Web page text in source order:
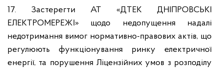
17. Застерегти АТ «ДТЕК ДНІПРОВСЬКІ
ЕЛЕКТРОМЕРЕЖІ» щодо недопущення надалі
недотримання вимог нормативно-правових актів, що
регулюють функціонування ринку електричної
енергії, та порушення Ліцензійних умов з розподілу